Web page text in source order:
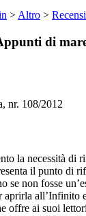
> Altro >
di
nr. 108/2012
la necessità di
il punto di
se non fosse
aprirla
offre ai suoi